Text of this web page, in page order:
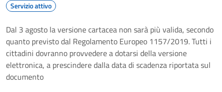
Servizio attivo
Dal 3 agosto la versione cartacea non sarà più valida, secondo
quanto previsto dal Regolamento Europeo 1157/2019. Tutti i
cittadini dovranno provvedere a dotarsi della versione
elettronica, a prescindere dalla data di scadenza riportata sul
documento